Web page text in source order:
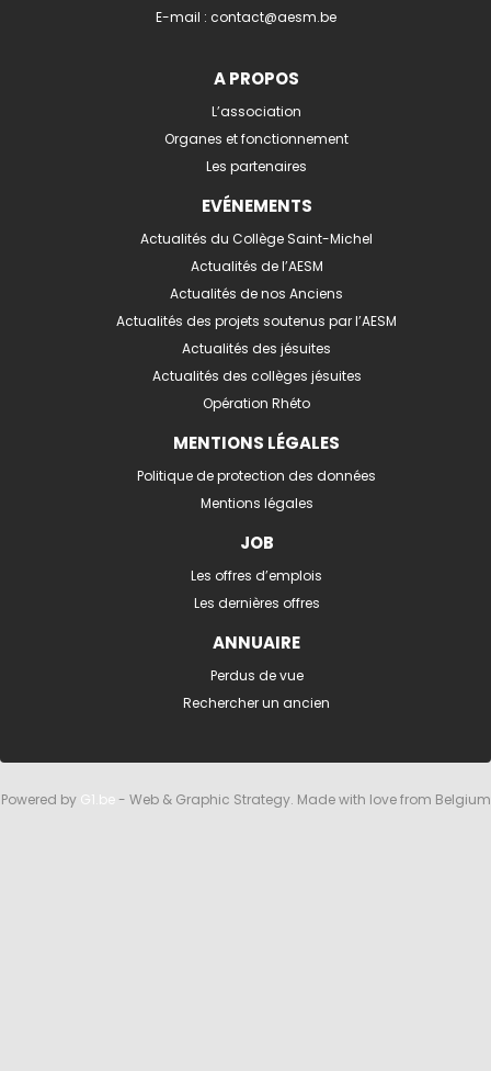
E-mail : contact@aesm.be
A PROPOS
L’association
Organes et fonctionnement
Les partenaires
EVÉNEMENTS
Actualités du Collège Saint-Michel
Actualités de l’AESM
Actualités de nos Anciens
Actualités des projets soutenus par l’AESM
Actualités des jésuites
Actualités des collèges jésuites
Opération Rhéto
MENTIONS LÉGALES
Politique de protection des données
Mentions légales
JOB
Les offres d’emplois
Les dernières offres
ANNUAIRE
Perdus de vue
Rechercher un ancien
Powered by G1.be- Web & Graphic Strategy. Made with love from Belgium